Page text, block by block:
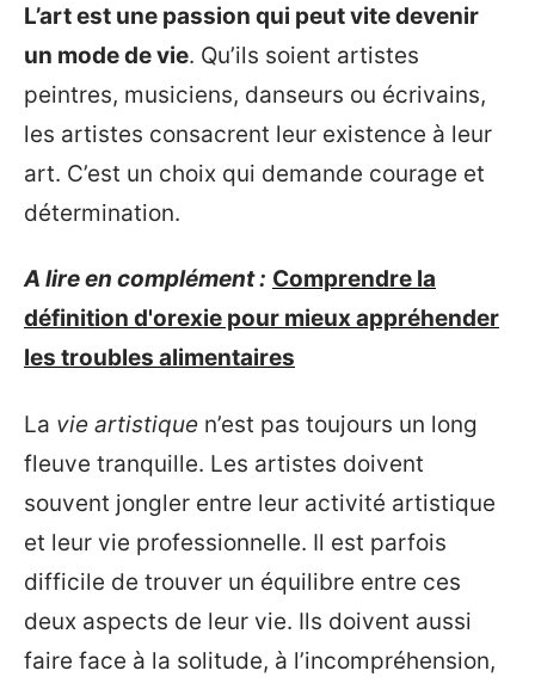
L’art est une passion qui peut vite devenir
un mode de vie. Qu’ils soient artistes
peintres, musiciens, danseurs ou écrivains,
les artistes consacrent leur existence à leur
art. C’est un choix qui demande courage et
détermination.
A lire en complément : Comprendre la
définition d'orexie pour mieux appréhender
les troubles alimentaires
La vie artistique n’est pas toujours un long
fleuve tranquille. Les artistes doivent
souvent jongler entre leur activité artistique
et leur vie professionnelle. Il est parfois
difficile de trouver un équilibre entre ces
deux aspects de leur vie. Ils doivent aussi
faire face à la solitude, à l’incompréhension,